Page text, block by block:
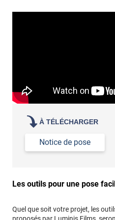
À TÉLÉCHARGER
Notice de pose
Les outils pour une pose
Quel que soit votre projet, les